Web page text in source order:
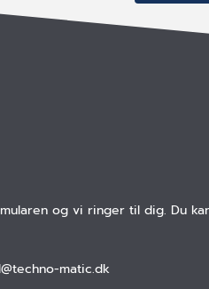
og vi ringer til dig. Du
matic.dk